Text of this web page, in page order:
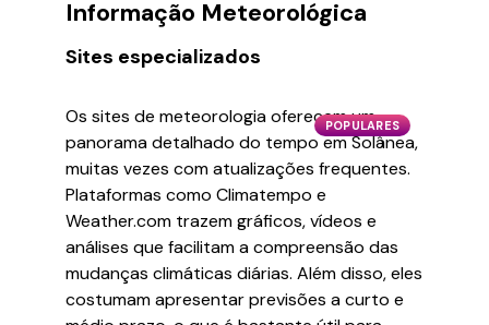
Informação Meteorológica
Sites especializados
POPULARES
Os sites de meteorologia oferecem um
panorama detalhado do tempo em Solânea,
muitas vezes com atualizações frequentes.
Plataformas como Climatempo e
Weather.com trazem gráficos, vídeos e
análises que facilitam a compreensão das
mudanças climáticas diárias. Além disso, eles
costumam apresentar previsões a curto e